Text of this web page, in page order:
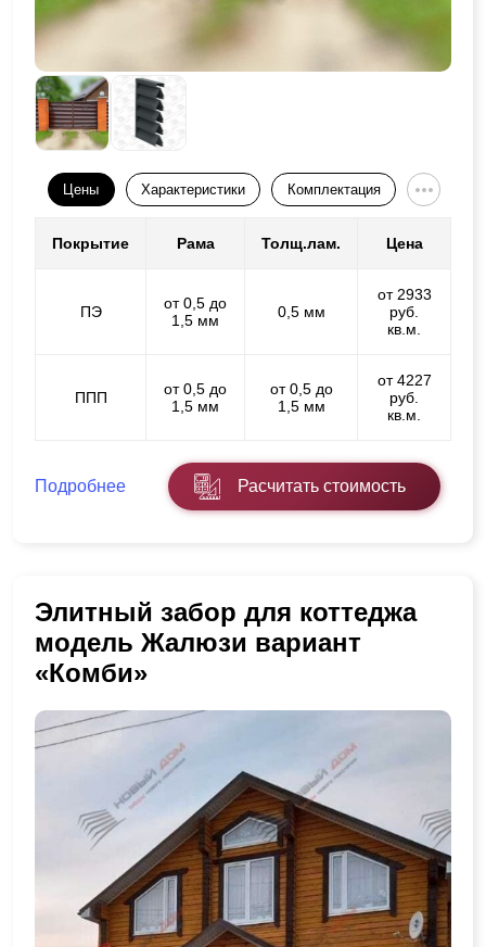
Цены Характеристики Комплектация
Покрытие Рама Толщ.лам. Цена
ПЭ
от 0,5 до
1,5 мм
0,5 мм
от 2933
руб.
кв.м.
ППП
от 0,5 до
1,5 мм
от 0,5 до
1,5 мм
от 4227
руб.
кв.м.
Подробнее Расчитать стоимость
Элитный забор для коттеджа
модель Жалюзи вариант
«Комби»